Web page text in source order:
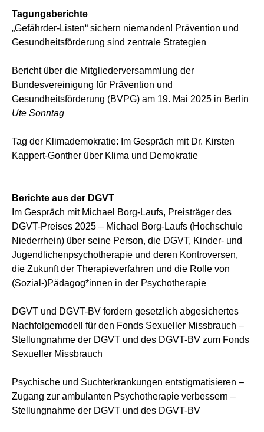
Tagungsberichte
„Gefährder-Listen“ sichern niemanden! Prävention und
Gesundheitsförderung sind zentrale Strategien
Bericht über die Mitgliederversammlung der
Bundesvereinigung für Prävention und
Gesundheitsförderung (BVPG) am 19. Mai 2025 in Berlin
Ute Sonntag
Tag der Klimademokratie: Im Gespräch mit Dr. Kirsten
Kappert-Gonther über Klima und Demokratie
Berichte aus der DGVT
Im Gespräch mit Michael Borg-Laufs, Preisträger des
DGVT-Preises 2025 – Michael Borg-Laufs (Hochschule
Niederrhein) über seine Person, die DGVT, Kinder- und
Jugendlichenpsychotherapie und deren Kontroversen,
die Zukunft der Therapieverfahren und die Rolle von
(Sozial-)Pädagog*innen in der Psychotherapie
DGVT und DGVT-BV fordern gesetzlich abgesichertes
Nachfolgemodell für den Fonds Sexueller Missbrauch –
Stellungnahme der DGVT und des DGVT-BV zum Fonds
Sexueller Missbrauch
Psychische und Suchterkrankungen entstigmatisieren –
Zugang zur ambulanten Psychotherapie verbessern –
Stellungnahme der DGVT und des DGVT-BV